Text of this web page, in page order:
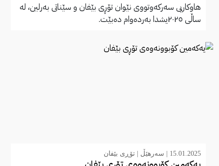
هاوکاریی سەرکەوتووی نێوان تۆڕی بێفان و سێناتی بەرلین، لە
ساڵی ٢٠٢٥یشدا بەردەوام دەبێت.
15.01.2025 | سەرهێڵ تۆڕی بێفان